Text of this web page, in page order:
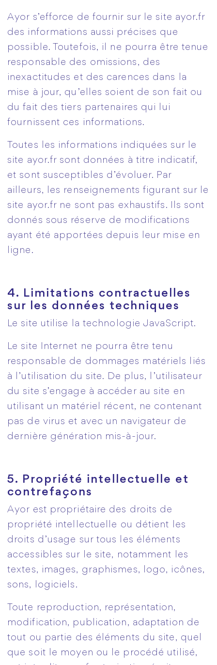
Ayor s’efforce de fournir sur le site ayor.fr
des informations aussi précises que
possible. Toutefois, il ne pourra être tenue
responsable des omissions, des
inexactitudes et des carences dans la
mise à jour, qu’elles soient de son fait ou
du fait des tiers partenaires qui lui
fournissent ces informations.
Toutes les informations indiquées sur le
site ayor.fr sont données à titre indicatif,
et sont susceptibles d’évoluer. Par
ailleurs, les renseignements figurant sur le
site ayor.fr ne sont pas exhaustifs. Ils sont
donnés sous réserve de modifications
ayant été apportées depuis leur mise en
ligne.
4. Limitations contractuelles
sur les données techniques
Le site utilise la technologie JavaScript.
Le site Internet ne pourra être tenu
responsable de dommages matériels liés
à l’utilisation du site. De plus, l’utilisateur
du site s’engage à accéder au site en
utilisant un matériel récent, ne contenant
pas de virus et avec un navigateur de
dernière génération mis-à-jour.
5. Propriété intellectuelle et
contrefaçons
Ayor est propriétaire des droits de
propriété intellectuelle ou détient les
droits d’usage sur tous les éléments
accessibles sur le site, notamment les
textes, images, graphismes, logo, icônes,
sons, logiciels.
Toute reproduction, représentation,
modification, publication, adaptation de
tout ou partie des éléments du site, quel
que soit le moyen ou le procédé utilisé,